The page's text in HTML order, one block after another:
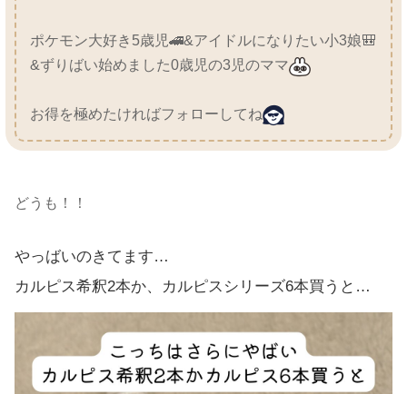
ポケモン大好き5歳児🚄&アイドルになりたい小3娘🎒
&ずりばい始めました0歳児の3児のママ
お得を極めたければフォローしてね
どうも！！
やっばいのきてます…
カルピス希釈2本か、カルピスシリーズ6本買うと…